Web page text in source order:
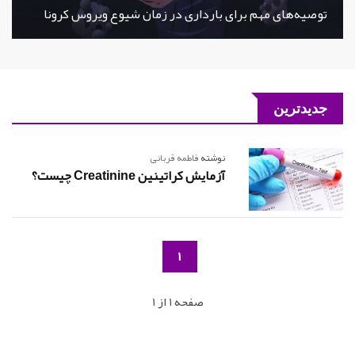
توصیه‌های مهم برای بارداری در زمان شیوع ویروس کرونا
جدیدترین
نوشتهفاطمه قربانی
آزمایش کراتینین Creatinine چیست؟
1
صفحه 1 از 1